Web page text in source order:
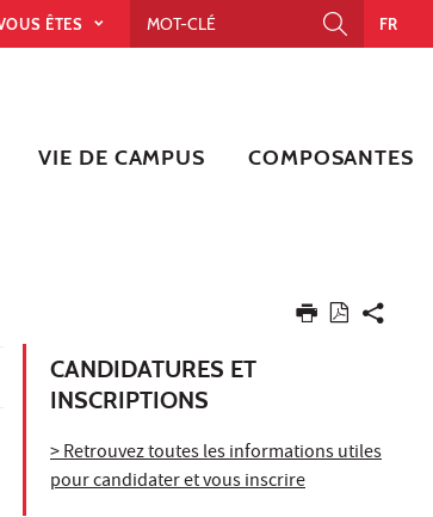
ÊTES FR
VIE DE CAMPUS COMPOSANTES
CANDIDATURES ET
INSCRIPTIONS
> Retrouvez toutes les informations utiles
pour candidater et vous inscrire